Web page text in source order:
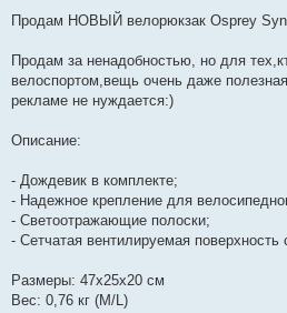
в
о
л
е
я
Продам НОВЫЙ велорюкзак Osprey
Продам за ненадобностью, но для
велоспортом,вещь очень даже
рекламе не нуждается:)
Описание:
- Дождевик в комплекте;
- Надежное крепление для
- Светоотражающие полоски;
- Сетчатая вентилируемая поверхность
Размеры: 47x25x20 см
Вес: 0,76 кг (M/L)